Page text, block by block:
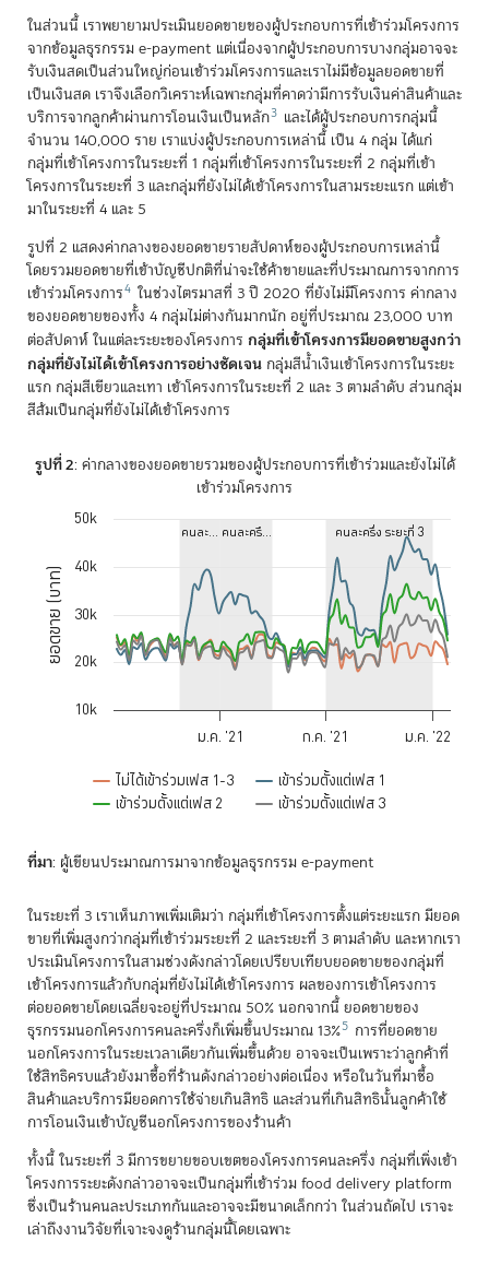
ในส่วนนี้ เราพยายามประเมินยอดขายของผู้ประกอบการที่เข้าร่วมโครงการ
จากข้อมูลธุรกรรม e-payment แต่เนื่องจากผู้ประกอบการบางกลุ่มอาจจะ
รับเงินสดเป็นส่วนใหญ่ก่อนเข้าร่วมโครงการและเราไม่มีข้อมูลยอดขายที่
เป็นเงินสด เราจึงเลือกวิเคราะห์เฉพาะกลุ่มที่คาดว่ามีการรับเงินค่าสินค้าและ
บริการจากลูกค้าผ่านการโอนเงินเป็นหลัก3 และได้ผู้ประกอบการกลุ่มนี้
จำนวน 140,000 ราย เราแบ่งผู้ประกอบการเหล่านี้ เป็น 4 กลุ่ม ได้แก่
กลุ่มที่เข้าโครงการในระยะที่ 1 กลุ่มที่เข้าโครงการในระยะที่ 2 กลุ่มที่เข้า
โครงการในระยะที่ 3 และกลุ่มที่ยังไม่ได้เข้าโครงการในสามระยะแรก แต่เข้า
มาในระยะที่ 4 และ 5
รูปที่ 2 แสดงค่ากลางของยอดขายรายสัปดาห์ของผู้ประกอบการเหล่านี้
โดยรวมยอดขายที่เข้าบัญชีปกติที่น่าจะใช้ค้าขายและที่ประมาณการจากการ
เข้าร่วมโครงการ4 ในช่วงไตรมาสที่ 3 ปี 2020 ที่ยังไม่มีโครงการ ค่ากลาง
ของยอดขายของทั้ง 4 กลุ่มไม่ต่างกันมากนัก อยู่ที่ประมาณ 23,000 บาท
ต่อสัปดาห์ ในแต่ละระยะของโครงการ กลุ่มที่เข้าโครงการมียอดขายสูงกว่า
กลุ่มที่ยังไม่ได้เข้าโครงการอย่างชัดเจน กลุ่มสีน้ำเงินเข้าโครงการในระยะ
แรก กลุ่มสีเขียวและเทา เข้าโครงการในระยะที่ 2 และ 3 ตามลำดับ ส่วนกลุ่ม
สีส้มเป็นกลุ่มที่ยังไม่ได้เข้าโครงการ
รูปที่ 2: ค่ากลางของยอดขายรวมของผู้ประกอบการที่เข้าร่วมและยังไม่ได้
เข้าร่วมโครงการ
Line chart with 4 lines.
The chart has 1 X axis displaying Time. Data ranges from 2020-
The chart has 1 Y axis displaying ยอดขาย (บาท). Data ranges from
คนละ… คนละครึ… คนละครึ่ง ระยะที่ 3
ยอดขาย (บาท)
ไม่ได้เข้าร่วมเฟส 1-3
เข้าร่วมตั้งแต่เฟส 1
เข้าร่วมตั้งแต่เฟส 2
เข้าร่วมตั้งแต่เฟส 3
ม.ค. '21 ก.ค. '21 ม.ค. '22
10k
20k
30k
40k
50k
ที่มา: ผู้เขียนประมาณการมาจากข้อมูลธุรกรรม e-payment
ในระยะที่ 3 เราเห็นภาพเพิ่มเติมว่า กลุ่มที่เข้าโครงการตั้งแต่ระยะแรก มียอด
ขายที่เพิ่มสูงกว่ากลุ่มที่เข้าร่วมระยะที่ 2 และระยะที่ 3 ตามลำดับ และหากเรา
ประเมินโครงการในสามช่วงดังกล่าวโดยเปรียบเทียบยอดขายของกลุ่มที่
เข้าโครงการแล้วกับกลุ่มที่ยังไม่ได้เข้าโครงการ ผลของการเข้าโครงการ
ต่อยอดขายโดยเฉลี่ยจะอยู่ที่ประมาณ 50% นอกจากนี้ ยอดขายของ
ธุรกรรมนอกโครงการคนละครึ่งก็เพิ่มขึ้นประมาณ 13%5 การที่ยอดขาย
นอกโครงการในระยะเวลาเดียวกันเพิ่มขึ้นด้วย อาจจะเป็นเพราะว่าลูกค้าที่
ใช้สิทธิครบแล้วยังมาซื้อที่ร้านดังกล่าวอย่างต่อเนื่อง หรือในวันที่มาซื้อ
สินค้าและบริการมียอดการใช้จ่ายเกินสิทธิ และส่วนที่เกินสิทธินั้นลูกค้าใช้
การโอนเงินเข้าบัญชีนอกโครงการของร้านค้า
ทั้งนี้ ในระยะที่ 3 มีการขยายขอบเขตของโครงการคนละครึ่ง กลุ่มที่เพิ่งเข้า
โครงการระยะดังกล่าวอาจจะเป็นกลุ่มที่เข้าร่วม food delivery platform
ซึ่งเป็นร้านคนละประเภทกันและอาจจะมีขนาดเล็กกว่า ในส่วนถัดไป เราจะ
เล่าถึงงานวิจัยที่เจาะจงดูร้านกลุ่มนี้โดยเฉพาะ